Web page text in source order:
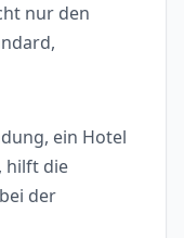
nur den
ein Hotel
hilft die
der